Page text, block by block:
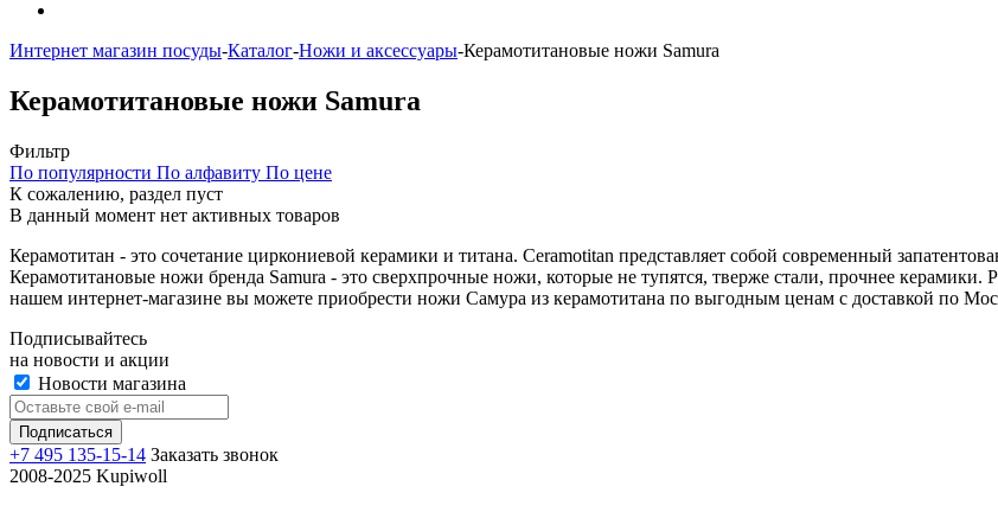
Интернет магазин посуды-Каталог-Ножи и аксессуары-Керамотитановые ножи Samura
Керамотитановые ножи Samura
Фильтр
По популярности По алфавиту По цене
К сожалению, раздел пуст
В данный момент нет активных товаров
Керамотитан - это сочетание циркониевой керамики и титана. Сeramotitan представляет собой современный
Керамотитановые ножи бренда Samura - это сверхпрочные ножи, которые не тупятся, тверже стали, прочнее
нашем интернет-магазине вы можете приобрести ножи Самура из керамотитана по выгодным ценам с доставкой по
Подписывайтесь
на новости и акции
Новости магазина
+7 495 135-15-14 Заказать звонок
2008-2025 Kupiwoll